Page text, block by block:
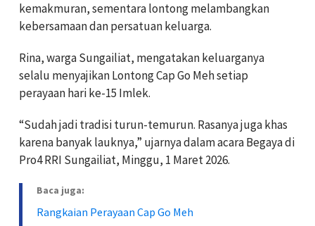
kemakmuran, sementara lontong melambangkan
kebersamaan dan persatuan keluarga.
Rina, warga Sungailiat, mengatakan keluarganya
selalu menyajikan Lontong Cap Go Meh setiap
perayaan hari ke-15 Imlek.
“Sudah jadi tradisi turun-temurun. Rasanya juga khas
karena banyak lauknya,” ujarnya dalam acara Begaya di
Pro4 RRI Sungailiat, Minggu, 1 Maret 2026.
Baca juga:
Rangkaian Perayaan Cap Go Meh